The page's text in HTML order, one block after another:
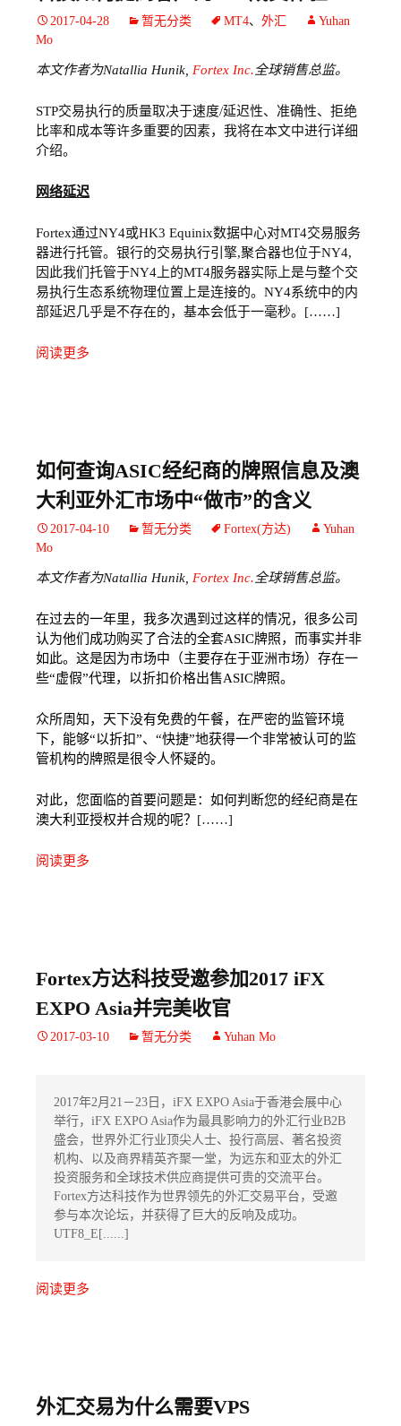
2017-04-28 暂无分类 MT4、 外汇
Yuhan
Mo
本文作者为Natallia Hunik, Fortex Inc.全球销售总监。
STP交易执行的质量取决于速度/延迟性、准确性、拒绝
比率和成本等许多重要的因素，我将在本文中进行详细
介绍。
网络延迟
Fortex通过NY4或HK3 Equinix数据中心对MT4交易服务
器进行托管。银行的交易执行引擎,聚合器也位于NY4,
因此我们托管于NY4上的MT4服务器实际上是与整个交
易执行生态系统物理位置上是连接的。NY4系统中的内
部延迟几乎是不存在的，基本会低于一毫秒。[……]
阅读更多
如何查询ASIC经纪商的牌照信息及澳
大利亚外汇市场中“做市”的含义
2017-04-10 暂无分类 Fortex(方达)
Yuhan
Mo
本文作者为Natallia Hunik, Fortex Inc.全球销售总监。
在过去的一年里，我多次遇到过这样的情况，很多公司
认为他们成功购买了合法的全套ASIC牌照，而事实并非
如此。这是因为市场中（主要存在于亚洲市场）存在一
些“虚假”代理，以折扣价格出售ASIC牌照。
众所周知，天下没有免费的午餐，在严密的监管环境
下，能够“以折扣”、“快捷”地获得一个非常被认可的监
管机构的牌照是很令人怀疑的。
对此，您面临的首要问题是：如何判断您的经纪商是在
澳大利亚授权并合规的呢？ [……]
阅读更多
Fortex方达科技受邀参加2017 iFX
EXPO Asia并完美收官
2017-03-10 暂无分类 Yuhan Mo
2017年2月21－23日，iFX EXPO Asia于香港会展中心
举行，iFX EXPO Asia作为最具影响力的外汇行业B2B
盛会，世界外汇行业顶尖人士、投行高层、著名投资
机构、以及商界精英齐聚一堂，为远东和亚太的外汇
投资服务和全球技术供应商提供可贵的交流平台。
Fortex方达科技作为世界领先的外汇交易平台，受邀
参与本次论坛，并获得了巨大的反响及成功。
UTF8_E[......]
阅读更多
外汇交易为什么需要VPS